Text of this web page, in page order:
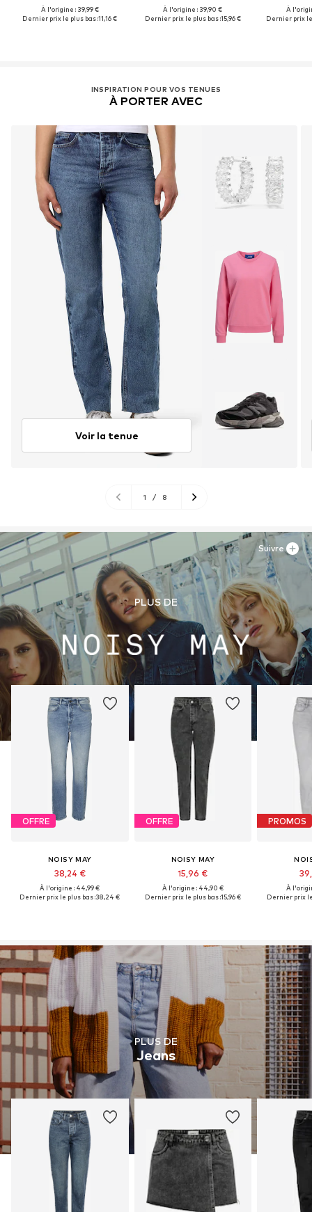
À l'origine : 39,99 €
Dernier prix le plus bas :11,16 €
À l'origine : 39,90 €
Dernier prix le plus bas :15,96 €
À
Dernier prix le
INSPIRATION POUR VOS TENUES
À PORTER AVEC
Voir la tenue
1 / 8
PLUS DE
OFFRE
NOISY MAY
38,24 €
À l'origine : 44,99 €
Dernier prix le plus bas :38,24 €
OFFRE
NOISY MAY
15,96 €
À l'origine : 44,90 €
Dernier prix le plus bas :15,96 €
PROMOS
À
Dernier prix
Suivre
PLUS DE
Jeans